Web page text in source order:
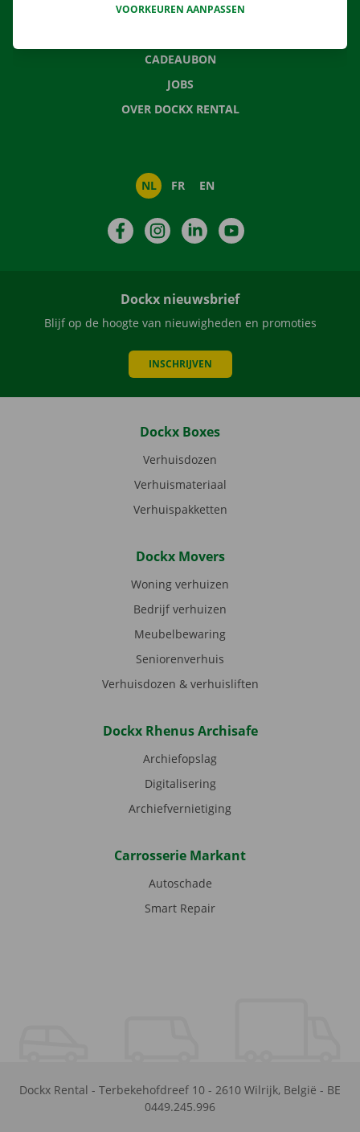
VEELGESTELDE VRAGEN
CADEAUBON
JOBS
OVER DOCKX RENTAL
NL FR EN
FacebookInstagramLinkedIn
Dockx nieuwsbrief
Blijf op de hoogte van nieuwigheden en promoties
INSCHRIJVEN
Dockx Boxes
Verhuisdozen
Verhuismateriaal
Verhuispakketten
Dockx Movers
Woning verhuizen
Bedrijf verhuizen
Meubelbewaring
Seniorenverhuis
Verhuisdozen & verhuisliften
Dockx Rhenus Archisafe
Archiefopslag
Digitalisering
Archiefvernietiging
Carrosserie Markant
Autoschade
Smart Repair
Dockx Rental - Terbekehofdreef 10 - 2610 Wilrijk, België - BE
0449.245.996
VOORKEUREN AANPASSEN